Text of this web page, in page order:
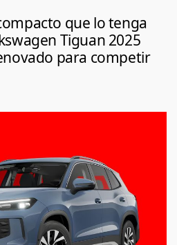
que lo tenga
Tiguan 2025
para competir